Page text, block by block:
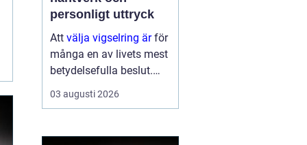
personligt uttryck
Att välja vigselring ärför
många en av livets mest
betydelsefulla beslut.
Ringen ska bäras varje
dag, under lång tid, och
som formades i en sp...
03 augusti 2026